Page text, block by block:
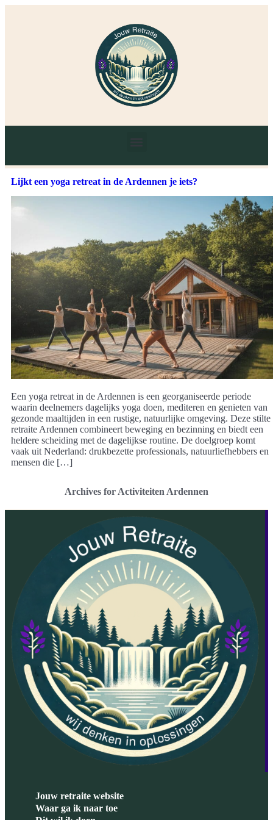
Lijkt een yoga retreat in de Ardennen je iets?
Een yoga retreat in de Ardennen is een georganiseerde periode
waarin deelnemers dagelijks yoga doen, mediteren en genieten van
gezonde maaltijden in een rustige, natuurlijke omgeving. Deze stilte
retraite Ardennen combineert beweging en bezinning en biedt een
heldere scheiding met de dagelijkse routine. De doelgroep komt
vaak uit Nederland: drukbezette professionals, natuurliefhebbers en
mensen die […]
Archives for Activiteiten Ardennen
Jouw retraite website
Waar ga ik naar toe